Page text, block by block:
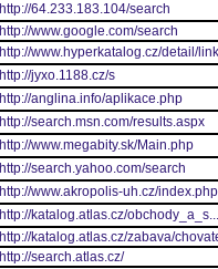
http://64.233.183.104/search
http://www.google.com/search
http://www.hyperkatalog.cz/detail/
http://jyxo.1188.cz/s
http://anglina.info/aplikace.php
http://search.msn.com/results.aspx
http://www.megabity.sk/Main.php
http://search.yahoo.com/search
http://www.akropolis-uh.cz/index.php
http://katalog.atlas.cz/
http://katalog.atlas.cz/zabava/
http://search.atlas.cz/